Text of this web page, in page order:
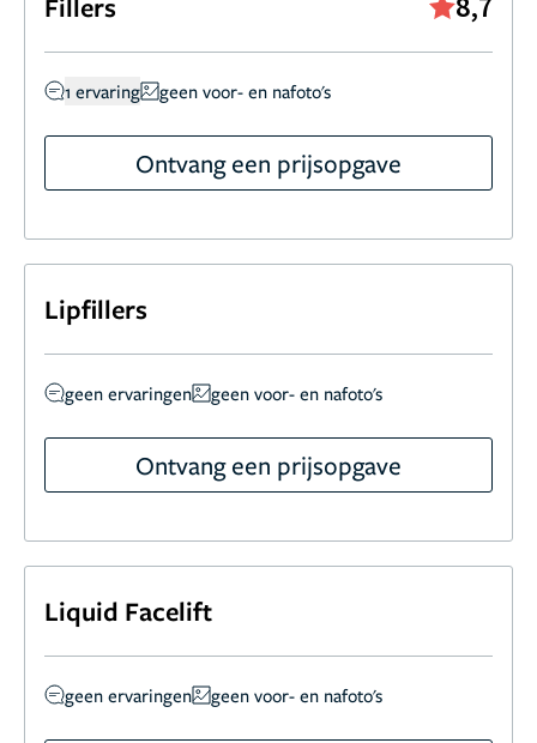
1 ervaring geen voor- en nafoto's
Ontvang een prijsopgave
Lipfillers
geen ervaringen geen voor- en nafoto's
Ontvang een prijsopgave
Liquid Facelift
geen ervaringen geen voor- en nafoto's